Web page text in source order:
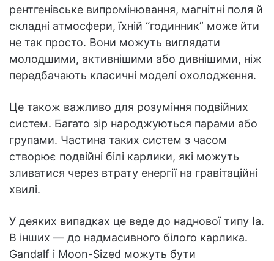
рентгенівське випромінювання, магнітні поля й
складні атмосфери, їхній “годинник” може йти
не так просто. Вони можуть виглядати
молодшими, активнішими або дивнішими, ніж
передбачають класичні моделі охолодження.
Це також важливо для розуміння подвійних
систем. Багато зір народжуються парами або
групами. Частина таких систем з часом
створює подвійні білі карлики, які можуть
зливатися через втрату енергії на гравітаційні
хвилі.
У деяких випадках це веде до наднової типу Ia.
В інших — до надмасивного білого карлика.
Gandalf і Moon-Sized можуть бути